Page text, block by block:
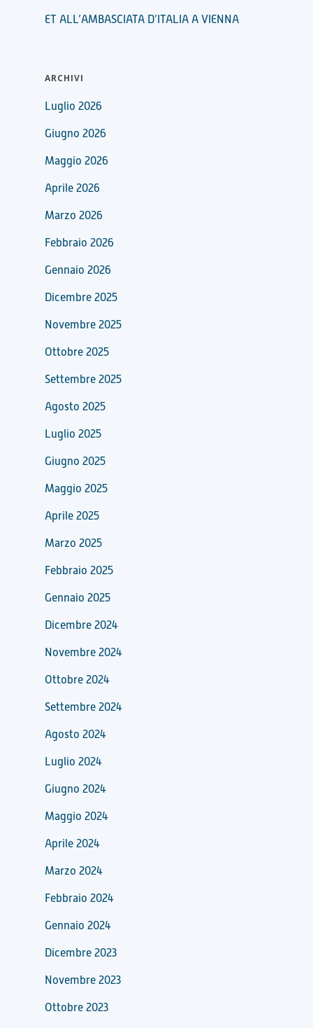
ET ALL’AMBASCIATA D’ITALIA A VIENNA
ARCHIVI
Luglio 2026
Giugno 2026
Maggio 2026
Aprile 2026
Marzo 2026
Febbraio 2026
Gennaio 2026
Dicembre 2025
Novembre 2025
Ottobre 2025
Settembre 2025
Agosto 2025
Luglio 2025
Giugno 2025
Maggio 2025
Aprile 2025
Marzo 2025
Febbraio 2025
Gennaio 2025
Dicembre 2024
Novembre 2024
Ottobre 2024
Settembre 2024
Agosto 2024
Luglio 2024
Giugno 2024
Maggio 2024
Aprile 2024
Marzo 2024
Febbraio 2024
Gennaio 2024
Dicembre 2023
Novembre 2023
Ottobre 2023